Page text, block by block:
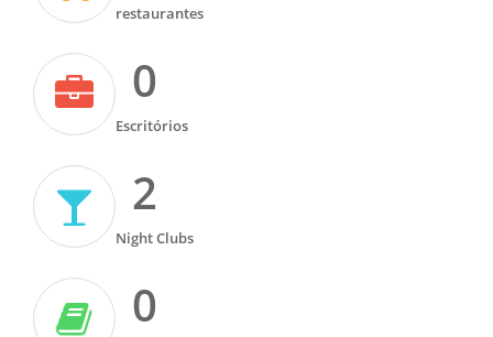
restaurantes
0
Escritórios
2
Night Clubs
0